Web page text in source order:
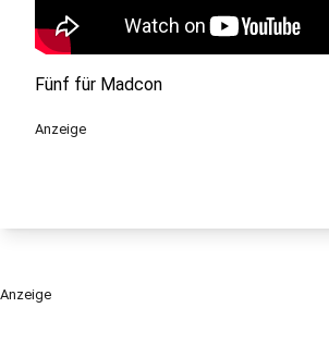
Fünf für Madcon
Anzeige
Anzeige